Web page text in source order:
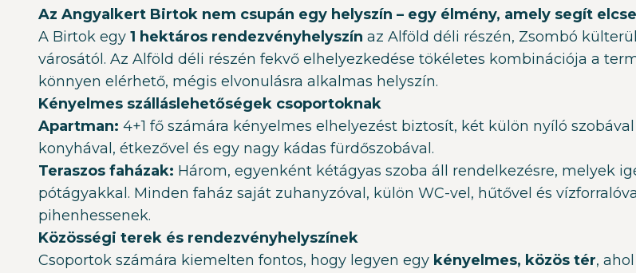
Az Angyalkert Birtok nem csupán egy helyszín – egy élmény, amely segít
A Birtok egy 1 hektáros rendezvényhelyszín az Alföld déli részén, Zsombó
városától. Az Alföld déli részén fekvő elhelyezkedése tökéletes kombinációja a
könnyen elérhető, mégis elvonulásra alkalmas helyszín.
Kényelmes szálláslehetőségek csoportoknak
Apartman: 4+1 fő számára kényelmes elhelyezést biztosít, két külön nyíló
konyhával, étkezővel és egy nagy kádas fürdőszobával.
Teraszos faházak: Három, egyenként kétágyas szoba áll rendelkezésre, melyek
pótágyakkal. Minden faház saját zuhanyzóval, külön WC-vel, hűtővel és
pihenhessenek.
Közösségi terek és rendezvényhelyszínek
Csoportok számára kiemelten fontos, hogy legyen egy kényelmes, közös tér,